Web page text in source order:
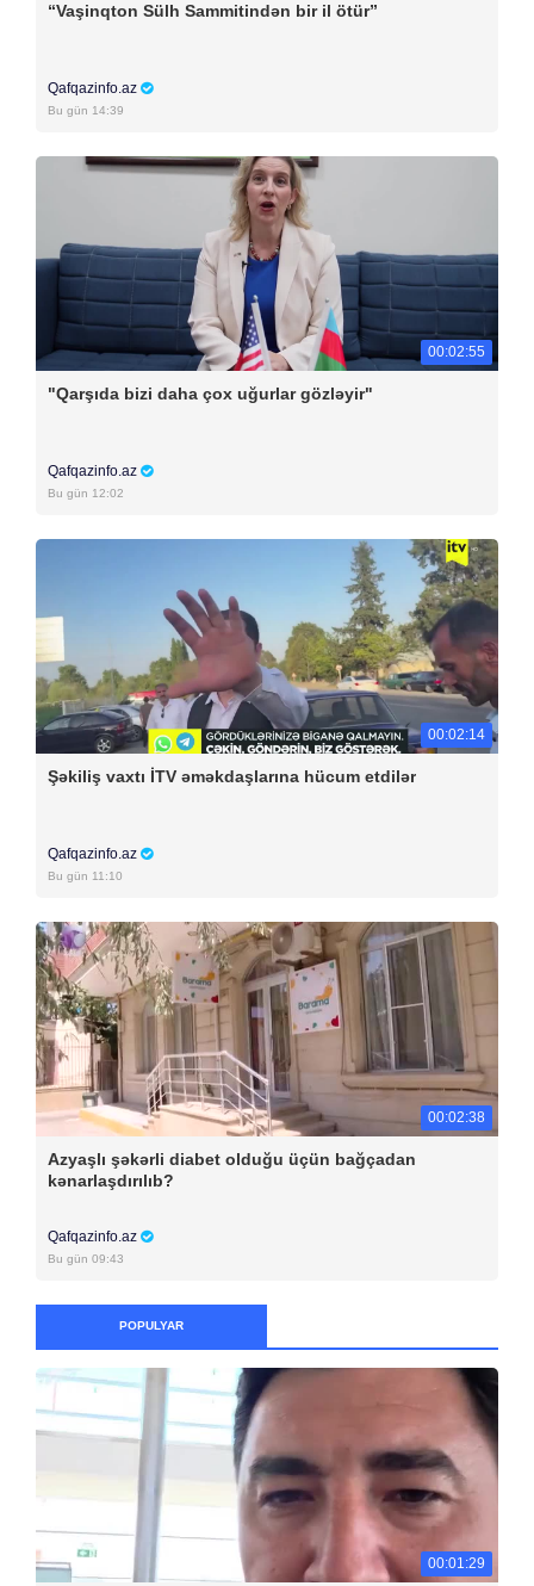
“Vaşinqton Sülh Sammitindən bir il ötür”
Qafqazinfo.az
Bu gün 14:39
00:02:55
"Qarşıda bizi daha çox uğurlar gözləyir"
Qafqazinfo.az
Bu gün 12:02
00:02:14
Şəkiliş vaxtı İTV əməkdaşlarına hücum etdilər
Qafqazinfo.az
Bu gün 11:10
00:02:38
Azyaşlı şəkərli diabet olduğu üçün bağçadan
kənarlaşdırılıb?
Qafqazinfo.az
Bu gün 09:43
POPULYAR
00:01:29